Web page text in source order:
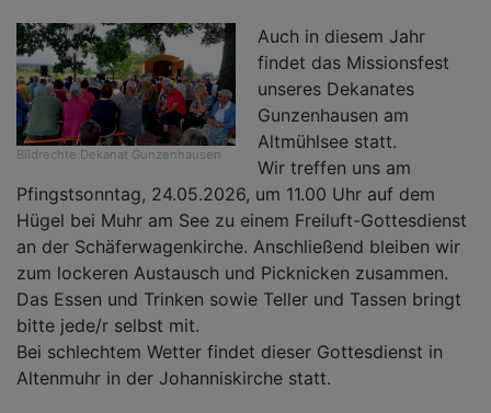
Bildrechte Dekanat Gunzenhausen
Auch in diesem Jahr
findet das Missionsfest
unseres Dekanates
Gunzenhausen am
Altmühlsee statt.
Wir treffen uns am
Pfingstsonntag, 24.05.2026, um 11.00 Uhr auf dem
Hügel bei Muhr am See zu einem Freiluft-Gottesdienst
an der Schäferwagenkirche. Anschließend bleiben wir
zum lockeren Austausch und Picknicken zusammen.
Das Essen und Trinken sowie Teller und Tassen bringt
bitte jede/r selbst mit.
Bei schlechtem Wetter findet dieser Gottesdienst in
Altenmuhr in der Johanniskirche statt.